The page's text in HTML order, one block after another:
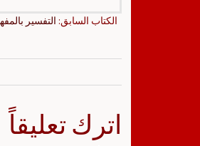
الكتاب السابق: التفسير
اترك تعليقاً